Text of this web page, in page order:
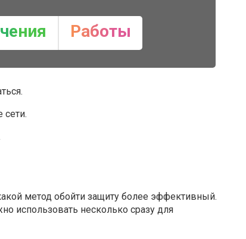
Работы
сети.
метод обойти защиту более эффективный.
использовать несколько сразу для